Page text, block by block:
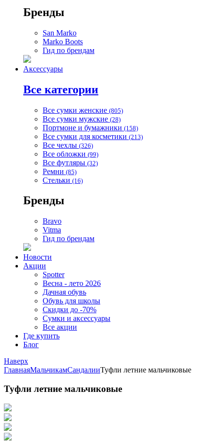
Бренды
San Marko
Marko Boots
Гид по брендам
Аксессуары
Все категории
Все сумки женские (805)
Все сумки мужские (28)
Портмоне и бумажники (158)
Все сумки для косметики (213)
Все чехлы (326)
Все обложки (99)
Все футляры (32)
Ремни (85)
Стельки (16)
Бренды
Bravo
Vitma
Гид по брендам
Новости
Акции
Spotter
Весна - лето 2026
Дачная обувь
Обувь для школы
Скидки до -70%
Сумки и аксессуары
Все акции
Где купить
Блог
Наверх
ГлавнаяМальчикамСандалииТуфли летние мальчиковые
Туфли летние мальчиковые